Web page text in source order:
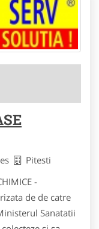
Pitesti
-
de de catre
Sanatatii